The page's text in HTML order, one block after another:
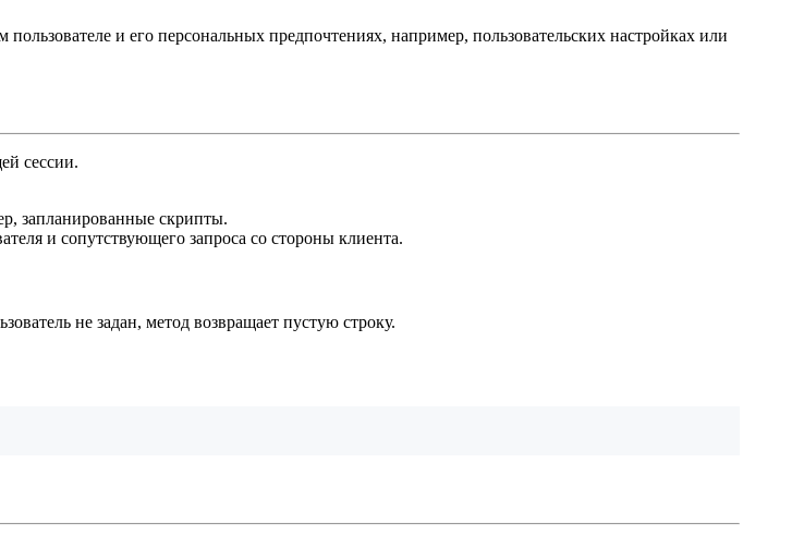
и его персональных предпочтениях, например, пользовательских настройках или
сессии.
запланированные скрипты.
и сопутствующего запроса со стороны клиента.
не задан, метод возвращает пустую строку.